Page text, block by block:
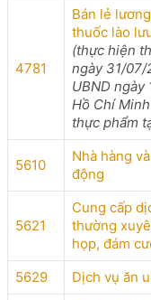
4781
Bán lẻ
thuốc lào
(thực hiện
ngày 31/
UBND ngày
Hồ Chí
thực phẩm
5610
Nhà hàng
động
5621
Cung cấp
thường
họp, đám
5629
Dịch vụ ăn